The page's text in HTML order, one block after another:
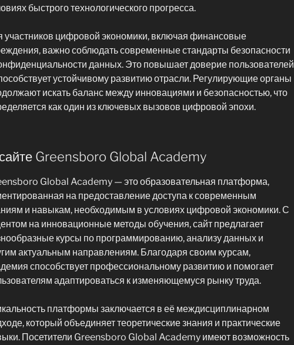
быстрого технологического прогресса.
участников цифровой экономики, включая финансовые
важно соблюдать современные стандарты безопасности
данных. Это повышает доверие пользователей
устойчивому развитию отрасли. Регулирующие органы
искать баланс между инновациями и безопасностью, что
как один из ключевых вызовов цифровой эпохи.
Greensboro Global Academy
Global Academy — это образовательная платформа,
на предоставление доступа к современным
и навыкам, необходимым в условиях цифровой экономики. С
на инновационные методы обучения, сайт предлагает
курсы по программированию, анализу данных и
актуальным направлениям. Благодаря своим курсам,
способствует профессиональному развитию и помогает
адаптироваться к изменяющемуся рынку труда.
платформы заключается в её междисциплинарном
который объединяет теоретические знания и практические
Посетители Greensboro Global Academy имеют возможность